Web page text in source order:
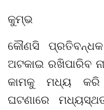
କୁମ୍ଭ
କୌଣସି
ଅଟକାଇ ରଖିପାରିବ
କାମକୁ ମଧ୍ୟ କରି
ଘଟଣାରେ